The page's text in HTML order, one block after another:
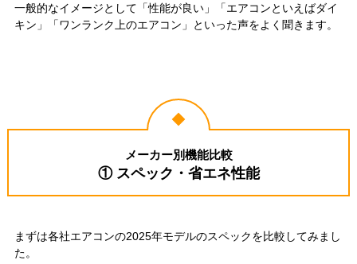
一般的なイメージとして「性能が良い」「エアコンといえばダイ
キン」「ワンランク上のエアコン」といった声をよく聞きます。
メーカー別機能比較
① スペック・省エネ性能
まずは各社エアコンの2025年モデルのスペックを比較してみまし
た。